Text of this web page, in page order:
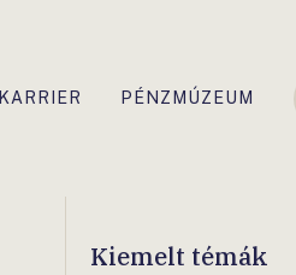
KARRIER PÉNZMÚZEUM
Kiemelt témák